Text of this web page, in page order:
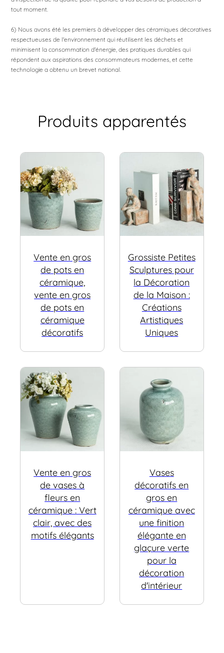
tout moment.
6) Nous avons été les premiers à développer des céramiques décoratives
respectueuses de l'environnement qui réutilisent les déchets et
minimisent la consommation d'énergie, des pratiques durables qui
répondent aux aspirations des consommateurs modernes, et cette
technologie a obtenu un brevet national.
Produits apparentés
Vente en gros
de pots en
céramique,
vente en gros
de pots en
céramique
décoratifs
Grossiste Petites
Sculptures pour
la Décoration
de la Maison :
Créations
Artistiques
Uniques
Vente en gros
de vases à
fleurs en
céramique : Vert
clair, avec des
motifs élégants
Vases
décoratifs en
gros en
céramique avec
une finition
élégante en
glaçure verte
pour la
décoration
d'intérieur